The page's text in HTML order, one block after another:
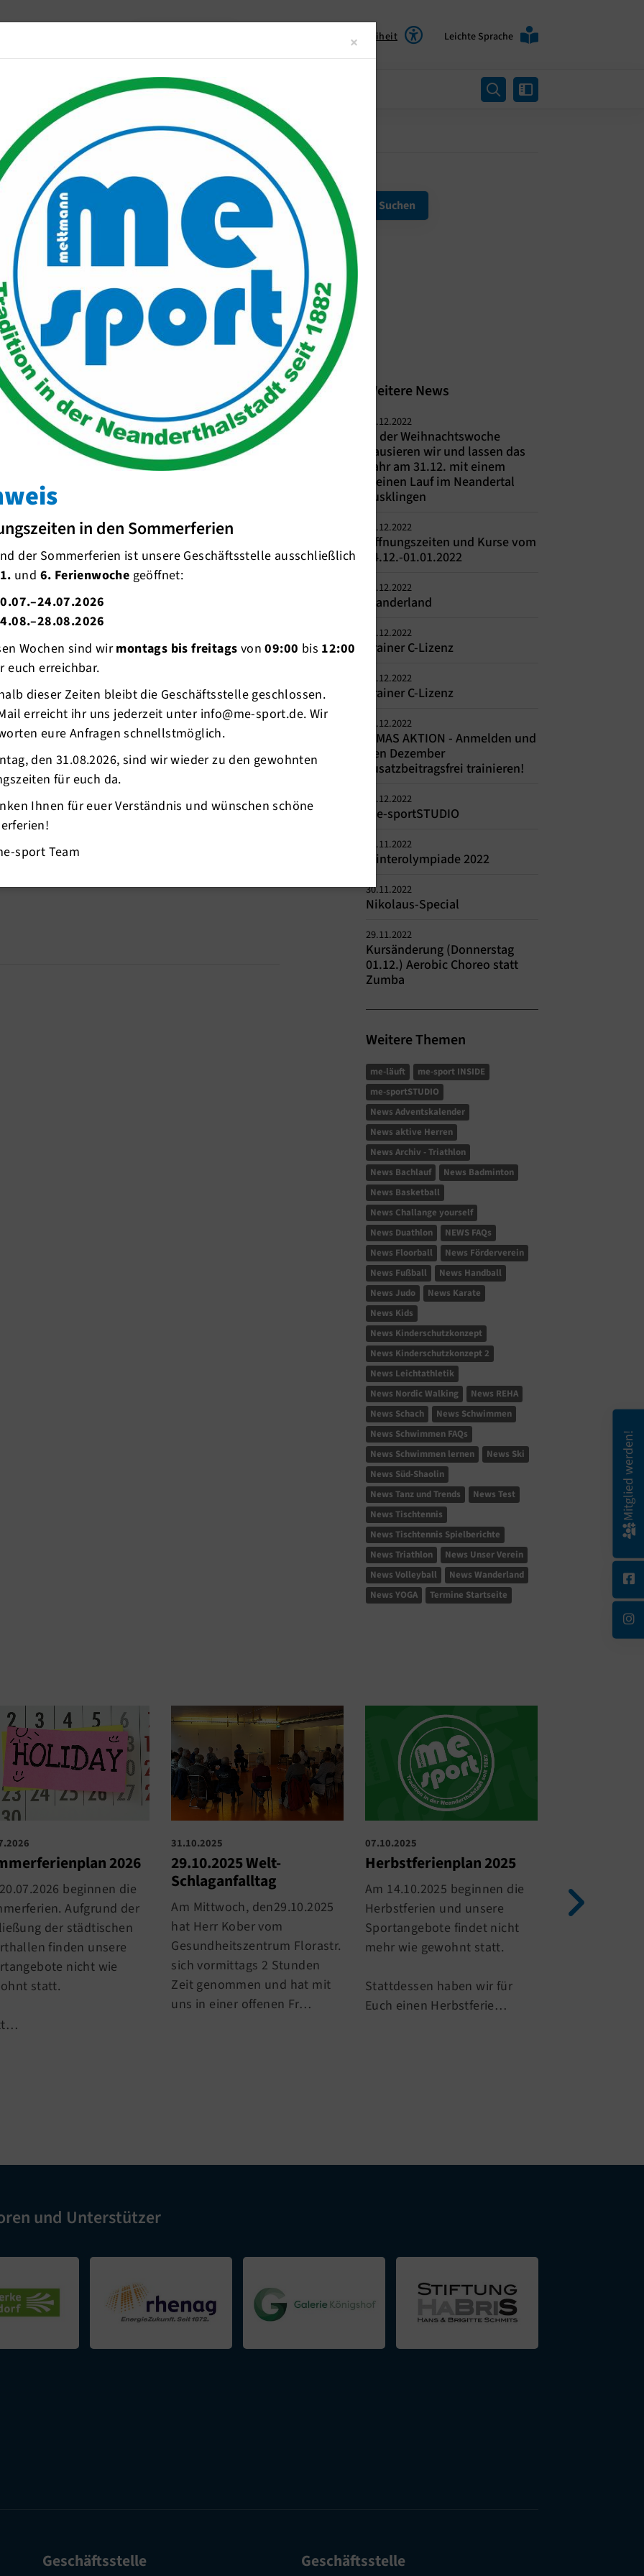
Barrierefreiheit Leichte Sprache
Unser Verein Mitgliederservice
Zumba
draußen Zumba machen.
auch kein Zumba statt.
Im März geht es voraussichtlich wieder los.
gesund & fit Angebote in der Sporthalle
Weitere News
18.12.2022
In der Weihnachtswoche
pausieren wir und lassen das
Jahr am 31.12. mit einem
kleinen Lauf im Neandertal
ausklingen
13.12.2022
Öffnungszeiten und Kurse vom
24.12.-01.01.2022
13.12.2022
Wanderland
07.12.2022
Trainer C-Lizenz
07.12.2022
Trainer C-Lizenz
01.12.2022
X-MAS AKTION - Anmelden und
den Dezember
zusatzbeitragsfrei trainieren!
01.12.2022
me-sportSTUDIO
30.11.2022
Winterolympiade 2022
30.11.2022
Nikolaus-Special
29.11.2022
Kursänderung (Donnerstag
01.12.) Aerobic Choreo statt
Zumba
Weitere Themen
me-läuft
me-sport INSIDE
me-sportSTUDIO
News Adventskalender
News aktive Herren
News Archiv - Triathlon
News Bachlauf
News Badminton
News Basketball
News Challange yourself
News Duathlon
NEWS FAQs
News Floorball
News Förderverein
News Fußball
News Handball
News Judo
News Karate
News Kids
News Kinderschutzkonzept
News Kinderschutzkonzept 2
News Leichtathletik
News Nordic Walking
News REHA
News Schach
News Schwimmen
News Schwimmen FAQs
News Schwimmen lernen
News Ski
News Süd-Shaolin
News Tanz und Trends
News Test
News Tischtennis
News Tischtennis Spielberichte
News Triathlon
News Unser Verein
News Volleyball
News Wanderland
News YOGA
Termine Startseite
2026
beginnen die
Aufgrund der
der städtischen
finden unsere
nicht wie
statt.
31.10.2025
29.10.2025 Welt-
Schlaganfalltag
Am Mittwoch, den29.10.2025
hat Herr Kober vom
Gesundheitszentrum Florastr.
sich vormittags 2 Stunden
Zeit genommen und hat mit
uns in einer offenen Fr…
07.10.2025
Herbstferienplan 2025
Am 14.10.2025 beginnen die
Herbstferien und unsere
Sportangebote findet nicht
mehr wie gewohnt statt.
Stattdessen haben wir für
Euch einen Herbstferie…
Am 22. März
Bergisch
und Unterstützer
Geschäftsstelle Geschäftsstelle
Mitglied werden!
× Close
in den Sommerferien
der Sommerferien ist unsere Geschäftsstelle ausschließlich
und 6. Ferienwoche geöffnet:
Wochen sind wirmontags bis freitags von09:00 bis 12:00
euch erreichbar.
dieser Zeiten bleibt die Geschäftsstelle geschlossen.
erreicht ihr uns jederzeit unter info@me-sport.de. Wir
eure Anfragen schnellstmöglich.
den 31.08.2026, sind wir wieder zu den gewohnten
für euch da.
Ihnen für euer Verständnis und wünschen schöne
sport Team